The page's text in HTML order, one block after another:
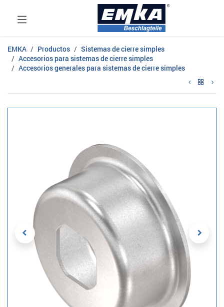
EMKA Productos
Sistemas de cierre simples
Accesorios para sistemas de cierre simples
Accesorios generales para sistemas de cierre simples